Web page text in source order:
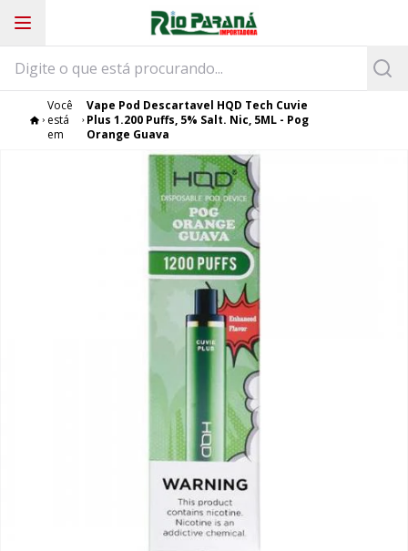
Você
está
em
Vape Pod Descartavel HQD Tech Cuvie
Plus 1.200 Puffs, 5% Salt. Nic, 5ML - Pog
Orange Guava